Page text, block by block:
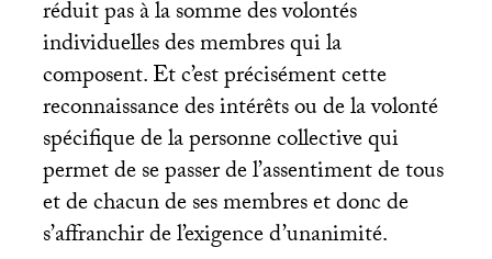
réduit pas à la somme des volontés
individuelles des membres qui la
composent. Et c’est précisément cette
reconnaissance des intérêts ou de la volonté
spécifique de la personne collective qui
permet de se passer de l’assentiment de tous
et de chacun de ses membres et donc de
s’affranchir de l’exigence d’unanimité.